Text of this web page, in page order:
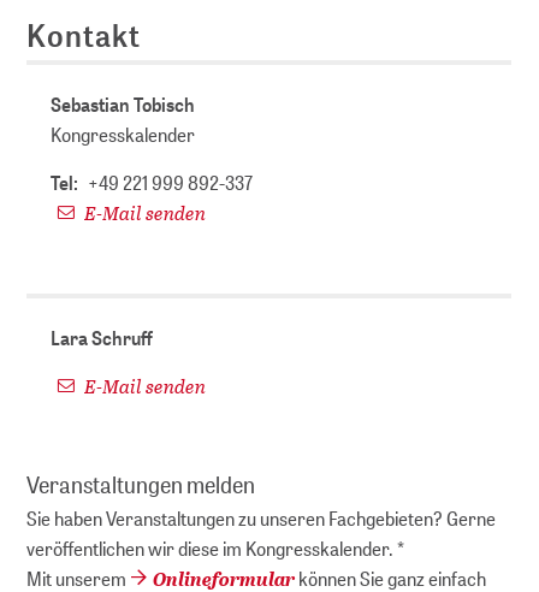
Kontakt
Sebastian Tobisch
Kongresskalender
Tel: +49 221 999 892-337
E-Mail senden
Lara Schruff
E-Mail senden
Veranstaltungen melden
Sie haben Veranstaltungen zu unseren Fachgebieten? Gerne
veröffentlichen wir diese im Kongresskalender. *
Mit unserem
Onlineformularkönnen Sie ganz einfach